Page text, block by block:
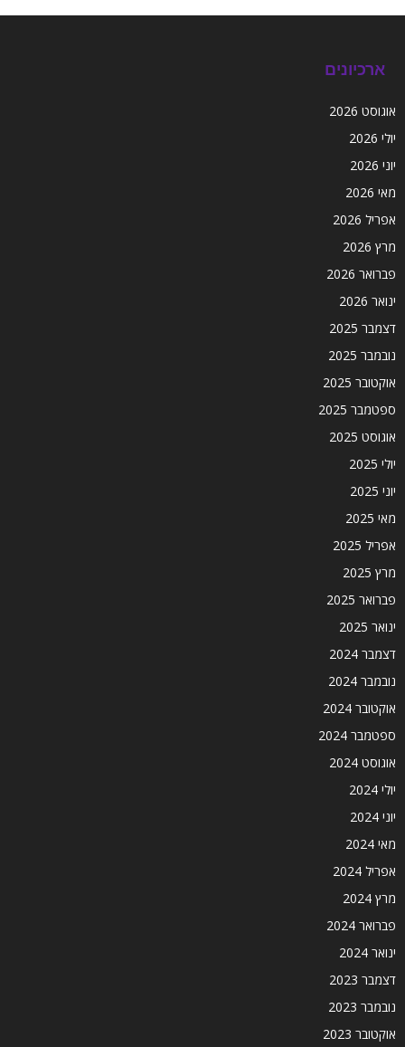
ארכיונים
אוגוסט 2026
יולי 2026
יוני 2026
מאי 2026
אפריל 2026
מרץ 2026
פברואר 2026
ינואר 2026
דצמבר 2025
נובמבר 2025
אוקטובר 2025
ספטמבר 2025
אוגוסט 2025
יולי 2025
יוני 2025
מאי 2025
אפריל 2025
מרץ 2025
פברואר 2025
ינואר 2025
דצמבר 2024
נובמבר 2024
אוקטובר 2024
ספטמבר 2024
אוגוסט 2024
יולי 2024
יוני 2024
מאי 2024
אפריל 2024
מרץ 2024
פברואר 2024
ינואר 2024
דצמבר 2023
נובמבר 2023
אוקטובר 2023